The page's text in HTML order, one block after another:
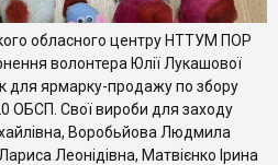
обласного центру НТТУМ ПОР
волонтера Юлії Лукашової
для ярмарку-продажу по збору
ОБСП. Свої вироби для заходу
Воробьйова Людмила
Леонідівна, Матвієнко Ірина